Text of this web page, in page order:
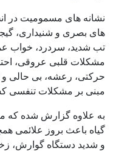
نشانه های مسمومیت در
های بصری و شنیداری،
تب شدید، سردرد، خواب
مشکلات قلبی عروقی،
حرکتی، رعشه، بی حالی
مبنی بر مشکلات تنفسی
گیاه باعث بروز علائمی
و شدید دستگاه گوارش،